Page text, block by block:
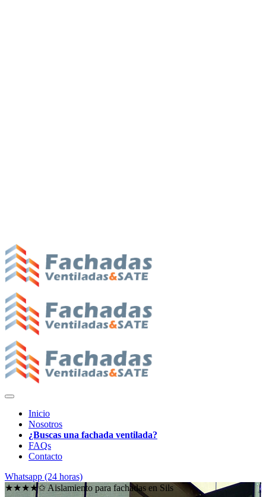
Inicio
Nosotros
¿Buscas una fachada ventilada?
FAQs
Contacto
Whatsapp (24 horas)
★★★★✩ Aislamiento para fachadas en Sils